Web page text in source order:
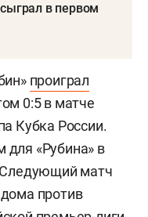
в первом
проиграл
0:5 в матче
Кубка России.
для «Рубина» в
Следующий матч
против